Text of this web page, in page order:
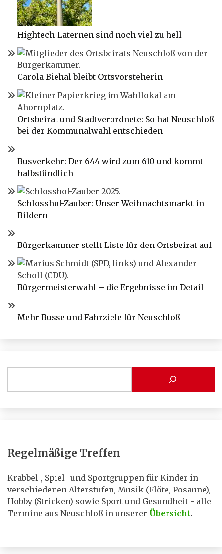
Hightech-Laternen sind noch viel zu hell
Carola Biehal bleibt Ortsvorsteherin
Ortsbeirat und Stadtverordnete: So hat Neuschloß
bei der Kommunalwahl entschieden
Busverkehr: Der 644 wird zum 610 und kommt
halbstündlich
Schlosshof-Zauber: Unser Weihnachtsmarkt in
Bildern
Bürgerkammer stellt Liste für den Ortsbeirat auf
Bürgermeisterwahl – die Ergebnisse im Detail
Mehr Busse und Fahrziele für Neuschloß
Regelmäßige Treffen
Krabbel-, Spiel- und Sportgruppen für Kinder in
verschiedenen Alterstufen, Musik (Flöte, Posaune),
Hobby (Stricken) sowie Sport und Gesundheit - alle
Termine aus Neuschloß in unserer Übersicht.